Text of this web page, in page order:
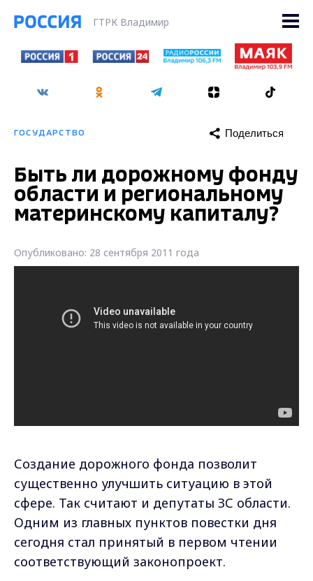
ГТРК Владимир
ГОСУДАРСТВО Поделиться
Быть ли дорожному фонду
области и региональному
материнскому капиталу?
Опубликовано: 28 сентября 2011 года
Создание дорожного фонда позволит
существенно улучшить ситуацию в этой
сфере. Так считают и депутаты ЗС области.
Одним из главных пунктов повестки дня
сегодня стал принятый в первом чтении
соответствующий законопроект.